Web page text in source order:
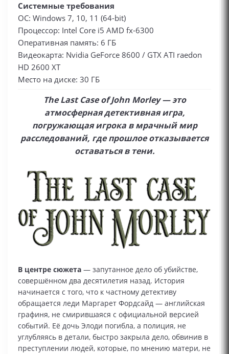
Системные требования
ОС: Windows 7, 10, 11 (64-bit)
Процессор: Intel Core i5 AMD fx-6300
Оперативная память: 6 ГБ
Видеокарта: Nvidia GeForce 8600 / GTX ATI raedon
HD 2600 XT
Место на диске: 30 ГБ
The Last Case of John Morley — это
атмосферная детективная игра,
погружающая игрока в мрачный мир
расследований, где прошлое отказывается
оставаться в тени.
В центре сюжета — запутанное дело об убийстве,
совершённом два десятилетия назад. История
начинается с того, что к частному детективу
обращается леди Маргарет Фордсайд — английская
графиня, не смирившаяся с официальной версией
событий. Её дочь Элоди погибла, а полиция, не
углубляясь в детали, быстро закрыла дело, обвинив в
преступлении людей, которые, по мнению матери, не